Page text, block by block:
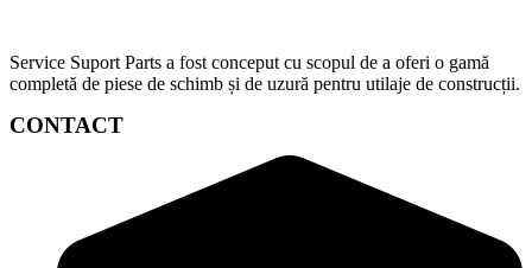
Service Suport Parts a fost conceput cu scopul de a oferi o gamă
completă de piese de schimb și de uzură pentru utilaje de construcții.
CONTACT